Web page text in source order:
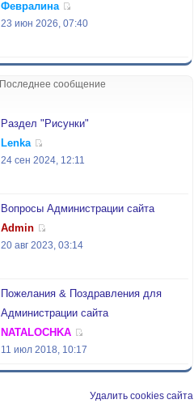
Февралина
23 июн 2026, 07:40
Последнее сообщение
Раздел "Рисунки"
Lenka
24 сен 2024, 12:11
Вопросы Администрации сайта
Admin
20 авг 2023, 03:14
Пожелания & Поздравления для
Администрации сайта
NATALOCHKA
11 июл 2018, 10:17
Удалить cookies сайта